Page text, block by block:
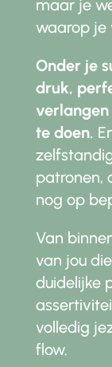
maar je
waarop je
Onder je
druk,
verlangen
te doen.
patronen,
nog op
Van
van jou
duidelijke
volledig
flow.